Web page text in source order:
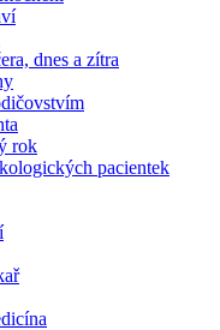
dnes a zítra
rok
pacientek